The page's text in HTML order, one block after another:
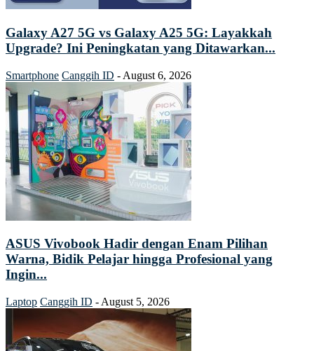
Galaxy A27 5G vs Galaxy A25 5G: Layakkah
Upgrade? Ini Peningkatan yang Ditawarkan...
Smartphone Canggih ID - August 6, 2026
ASUS Vivobook Hadir dengan Enam Pilihan
Warna, Bidik Pelajar hingga Profesional yang
Ingin...
Laptop Canggih ID - August 5, 2026